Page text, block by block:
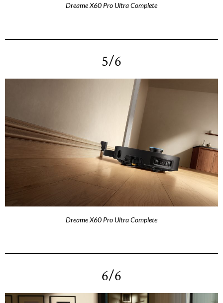
Dreame X60 Pro Ultra Complete
5/6
Dreame X60 Pro Ultra Complete
6/6